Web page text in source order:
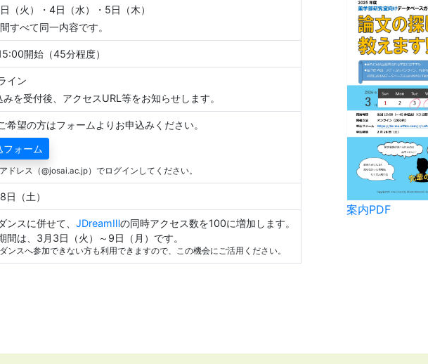
（火）・4日（水）・5日（木）
すべて同一内容です。
開始（45分程度）
イン
を受付後、アクセスURL等をお知らせします。
希望の方はフォームよりお申込みください。
フォーム
ドレス（@josai.ac.jp）でログインしてください。
日（土）
ンスに併せて、 JDreamⅢの同時アクセス数を100に増加します。
間は、3月3日（火）～9日（月）です。
ンスへ参加できない方も利用できますので、この機会にご活用ください。
案内PDF